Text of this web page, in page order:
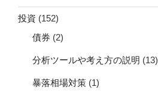
投資 (152)
債券 (2)
分析ツールや考え方の説明 (13)
暴落相場対策 (1)